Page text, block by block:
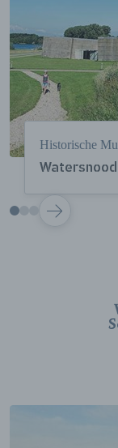
Historische